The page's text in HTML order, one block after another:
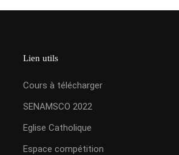
Lien utils
Cours à télécharger
SENAMSCO 2022
Eglise Catholique
Espace compétition